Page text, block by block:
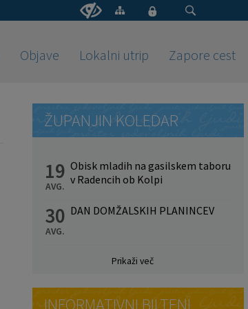
Objave Lokalni utrip Zapore cest
ŽUPANJIN KOLEDAR
19
AVG.
Obisk mladih na gasilskem taboru
v Radencih ob Kolpi
30
AVG.
DAN DOMŽALSKIH PLANINCEV
Prikaži več
INFORMATIVNI BILTENI